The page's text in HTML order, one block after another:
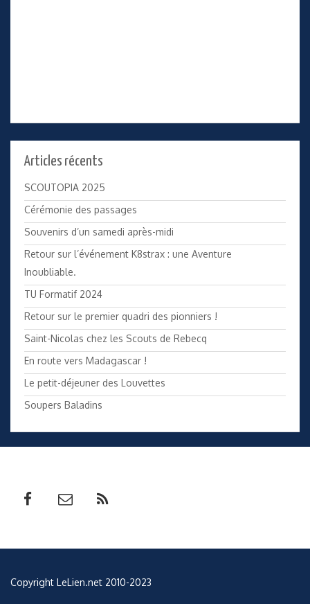
Articles récents
SCOUTOPIA 2025
Cérémonie des passages
Souvenirs d’un samedi après-midi
Retour sur l’événement K8strax : une Aventure
Inoubliable.
TU Formatif 2024
Retour sur le premier quadri des pionniers !
Saint-Nicolas chez les Scouts de Rebecq
En route vers Madagascar !
Le petit-déjeuner des Louvettes
Soupers Baladins
Copyright LeLien.net 2010-2023